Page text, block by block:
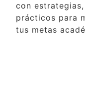
con
prácticos para
tus metas